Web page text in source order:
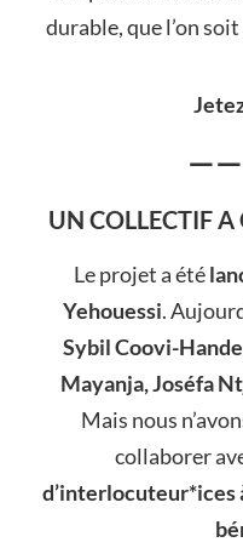
durable, que l’on soit
UN COLLECTIF
Le projet a été
Yehouessi.
Sybil Coovi-
Mayanja, Joséfa
Mais nous
collaborer
d’interlocuteur*ices